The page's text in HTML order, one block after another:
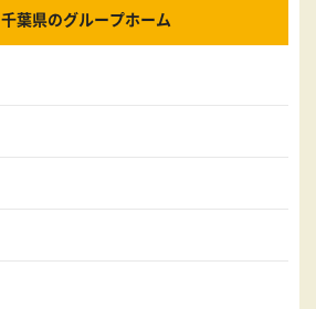
千葉県のグループホーム